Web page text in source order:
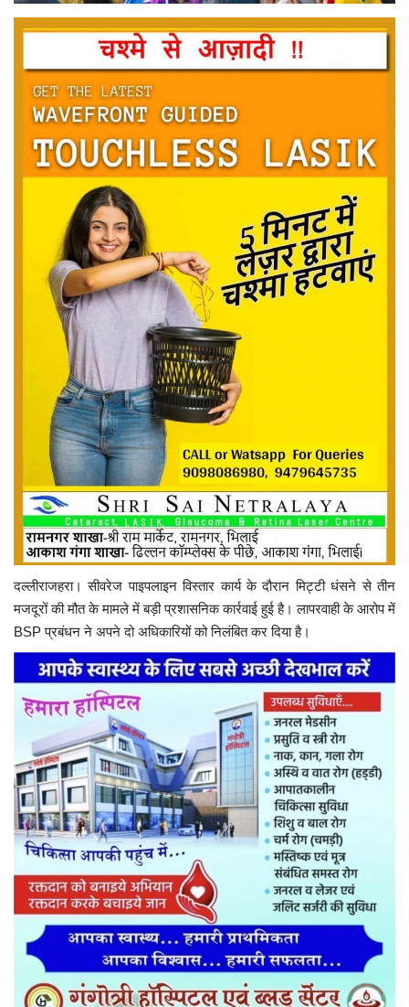
करियर
राशिफल
खेल
बिजनेस
दल्लीराजहरा। सीवरेज पाइपलाइन विस्तार कार्य के दौरान मिट्टी धंसने से तीन
मजदूरों की मौत के मामले में बड़ी प्रशासनिक कार्रवाई हुई है। लापरवाही के आरोप में
BSP प्रबंधन ने अपने दो अधिकारियों को निलंबित कर दिया है।